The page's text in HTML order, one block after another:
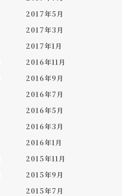
2017年5月
2017年3月
2017年1月
2016年11月
2016年9月
2016年7月
2016年5月
2016年3月
2016年1月
2015年11月
2015年9月
2015年7月